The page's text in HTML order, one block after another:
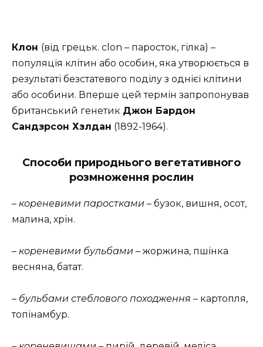
Клон (від грецьк. clon – паросток, гілка) –
популяція клітин або особин, яка утворюється в
результаті безстатевого поділу з однієї клітини
або особини. Вперше цей термін запропонував
британський генетик Джон Бардон
Сандзрсон Хзлдан (1892-1964).
Способи природнього вегетативного
розмноження рослин
– кореневими паростками – бузок, вишня, осот,
малина, хрін.
– кореневими бульбами – жоржина, пшінка
весняна, батат.
– бульбами стеблового походження – картопля,
топінамбур.